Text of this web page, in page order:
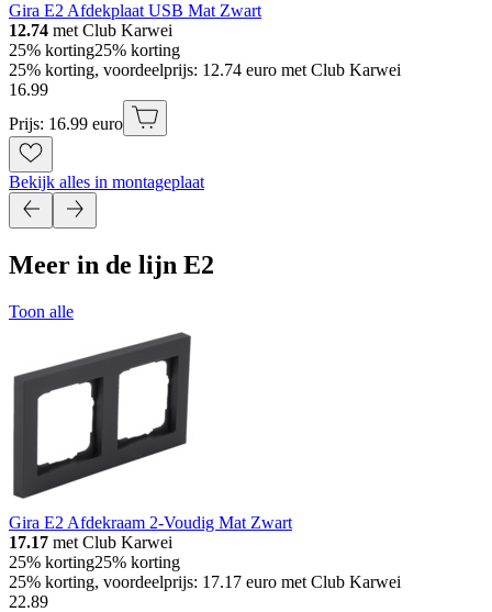
Gira E2 Afdekplaat USB Mat Zwart
12.74 met Club Karwei
25% korting25% korting
25% korting, voordeelprijs: 12.74 euro met Club Karwei
16.99
Prijs: 16.99 euro
Bekijk alles in montageplaat
Meer in de lijn E2
Toon alle
Gira E2 Afdekraam 2-Voudig Mat Zwart
17.17 met Club Karwei
25% korting25% korting
25% korting, voordeelprijs: 17.17 euro met Club Karwei
22.89